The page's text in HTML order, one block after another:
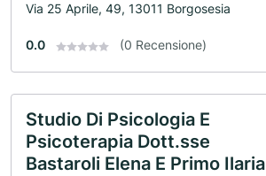
Via 25 Aprile, 49, 13011 Borgosesia
0.0 (0 Recensione)
Studio Di Psicologia E
Psicoterapia Dott.sse
Bastaroli Elena E Primo Ilaria